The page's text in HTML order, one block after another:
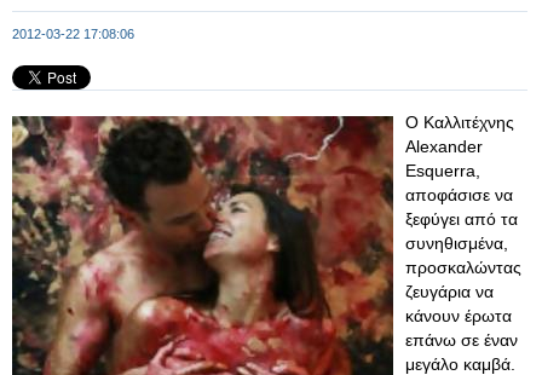
2012-03-22 17:08:06
O Καλλιτέχνης
Alexander
Esquerra,
αποφάσισε να
ξεφύγει από τα
συνηθισμένα,
προσκαλώντας
ζευγάρια να
κάνουν έρωτα
επάνω σε έναν
μεγάλο καμβά.